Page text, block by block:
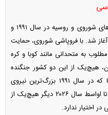
نخستین موج بزرگ کنار گذاشتن جنگنده‌های شوروی و روسیه در سال ۱۹۹۱ و
شد. با فروپاشی شوروی، حمایت
به متحدانی مانند کوبا و کره
هیچ‌یک از این دو کشور جنگنده
جدیدی از روسیه خریداری نکرده‌اند. کوبا که در سال ۱۹۹۱ بزرگ‌ترین نیروی
هوایی آمریکای لاتین را در اختیار داشت، تا اواسط سال ۲۰۲۶ دیگر هیچ‌یک از
اختیار ندارد.